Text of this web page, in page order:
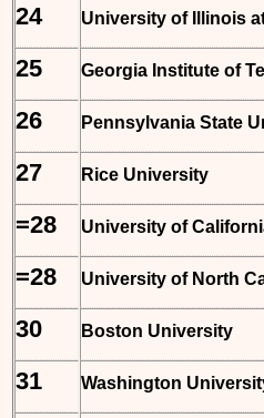
24 University of Illinois
25 Georgia Institute of
26 Pennsylvania State
27 Rice University
=28 University of
=28 University of North
30 Boston University
31 Washington